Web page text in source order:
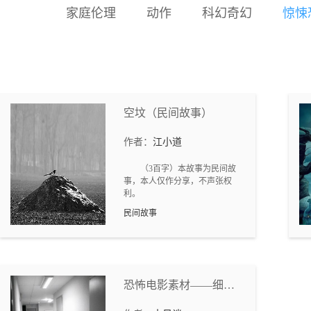
家庭伦理 动作 科幻奇幻 惊悚
空坟（民间故事）
作者： 江小道
（3百字）本故事为民间故
事，本人仅作分享，不声张权
利。
民间故事
恐怖电影素材——细思